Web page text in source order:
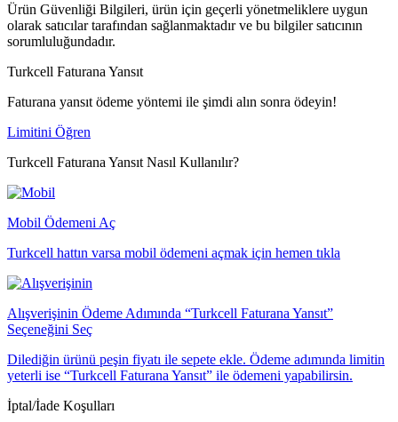
Ürün Güvenliği Bilgileri, ürün için geçerli yönetmeliklere uygun
olarak satıcılar tarafından sağlanmaktadır ve bu bilgiler satıcının
sorumluluğundadır.
Turkcell Faturana Yansıt
Faturana yansıt ödeme yöntemi ile şimdi alın sonra ödeyin!
Limitini Öğren
Turkcell Faturana Yansıt Nasıl Kullanılır?
Mobil Ödemeni Aç
Turkcell hattın varsa mobil ödemeni açmak için hemen tıkla
Alışverişinin Ödeme Adımında “Turkcell Faturana Yansıt”
Seçeneğini Seç
Dilediğin ürünü peşin fiyatı ile sepete ekle. Ödeme adımında limitin
yeterli ise “Turkcell Faturana Yansıt” ile ödemeni yapabilirsin.
İptal/İade Koşulları